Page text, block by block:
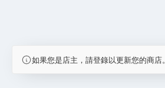
如果您是店主，請登錄以更新您的商店。